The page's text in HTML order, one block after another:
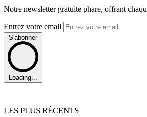
Notre newsletter gratuite phare, offrant
Entrez votre email
S'abonner
Loading...
LES PLUS RÉCENTS